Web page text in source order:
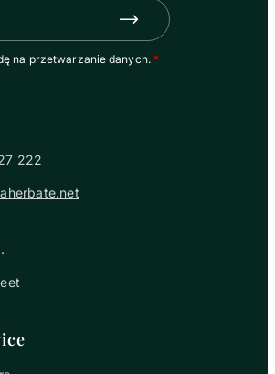
Zapisz się
na przetwarzanie danych.
222